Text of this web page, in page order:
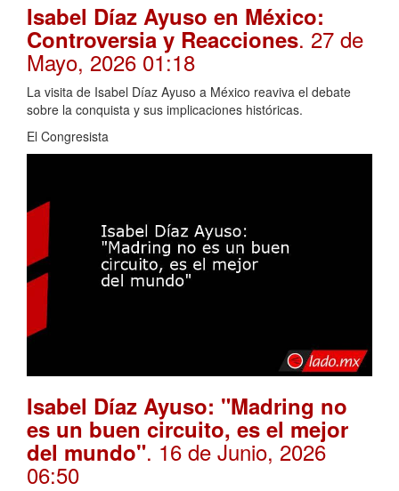
Isabel Díaz Ayuso en México:
Controversia y Reacciones. 27 de
Mayo, 2026 01:18
La visita de Isabel Díaz Ayuso a México reaviva el debate
sobre la conquista y sus implicaciones históricas.
El Congresista
Isabel Díaz Ayuso: "Madring no
es un buen circuito, es el mejor
del mundo". 16 de Junio, 2026
06:50